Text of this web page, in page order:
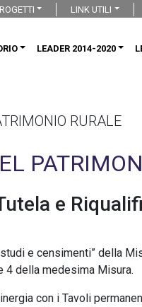
LINK UTILI
LEADER 2014-2020
RURALE
e
e censimenti” della
4 della medesima Misura.
con i Tavoli